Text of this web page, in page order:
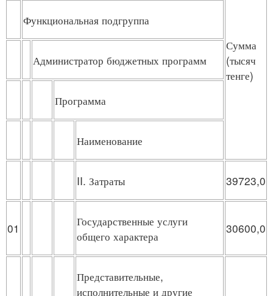
Сумма
(тысяч
тенге)
Функциональная подгруппа
Администратор бюджетных программ
Программа
Наименование
II. Затраты 39723,0
01
Государственные услуги
общего характера
30600,0
Представительные,
исполнительные и другие